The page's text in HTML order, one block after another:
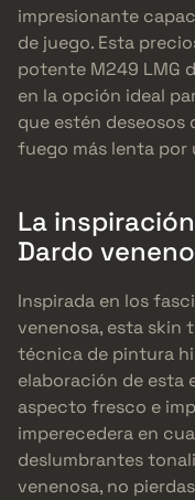
impresionante
de juego. Esta
potente M249 LMG
en la opción ideal
que estén deseosos
fuego más lenta por
La
Dardo
Inspirada en los
venenosa, esta skin
técnica de pintura
elaboración de esta
aspecto fresco e
imperecedera en
deslumbrantes
venenosa, no